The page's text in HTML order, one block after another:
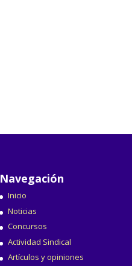
Navegación
Inicio
Noticias
Concursos
Actividad Sindical
Artículos y opiniones